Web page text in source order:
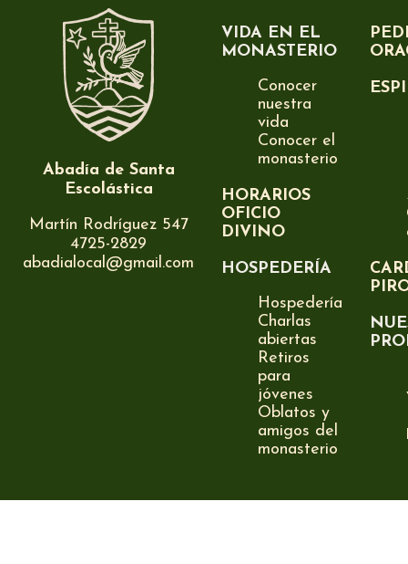
Abadía de Santa
Escolástica
Martín Rodríguez 547
4725-2829
abadialocal@gmail.com
VIDA EN EL
MONASTERIO
Conocer
nuestra
vida
Conocer el
monasterio
HORARIOS
OFICIO
DIVINO
HOSPEDERÍA
Hospedería
Charlas
abiertas
Retiros
para
jóvenes
Oblatos y
amigos del
monasterio